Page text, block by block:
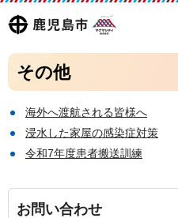
鹿児島
市
マグ
マシ
ティ
島市
その他
海外へ渡航される皆様へ
浸水した家屋の感染症対策
令和7年度患者搬送訓練
お問い合わせ